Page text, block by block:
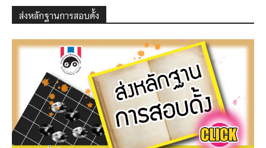
ส่งหลักฐานการสอบดั้ง